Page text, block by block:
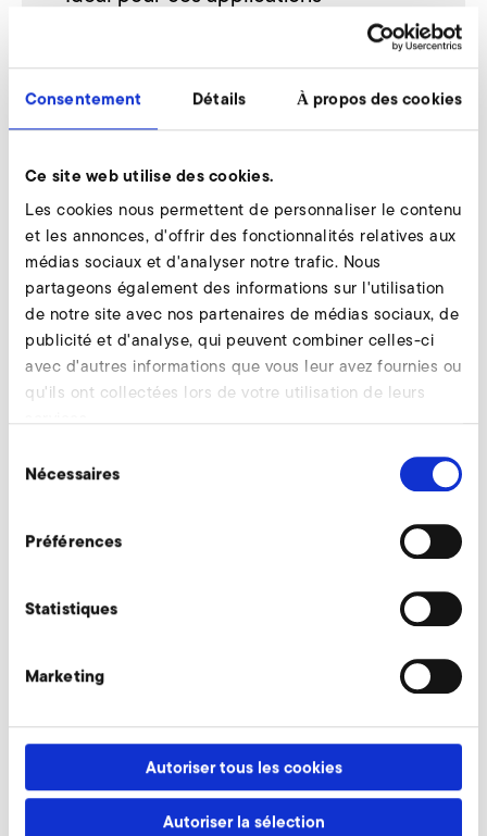
Consentement Détails À propos des cookies
Ce site web utilise des cookies.
Les cookies nous permettent de personnaliser le contenu
et les annonces, d'offrir des fonctionnalités relatives aux
médias sociaux et d'analyser notre trafic. Nous
partageons également des informations sur l'utilisation
de notre site avec nos partenaires de médias sociaux, de
publicité et d'analyse, qui peuvent combiner celles-ci
avec d'autres informations que vous leur avez fournies ou
qu'ils ont collectées lors de votre utilisation de leurs
duNécessaires
Préférences
Statistiques
Marketing
Autoriser tous les cookies
Autoriser la sélection
Déplacement de volumes d’air moyens
avec des résistances d’installation
importantes
de machine
Ventilation et aération d’installations avec
des résistances importantes
Alimentation en air des installations de
séchage
Génération de sous-pression
Alimentation en air pour les chauffages au
gaz, au fioul et au charbon
Alimentation en air des installations de
Aluminium
702013_KA_HRD_dt_engl_V2.pdf
CATALOGUE | PDF | 11 MB